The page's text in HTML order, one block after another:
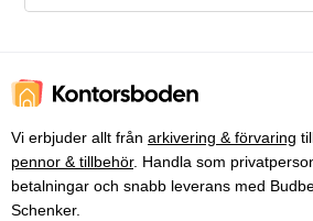
Vi erbjuder allt från arkivering & förvaring
pennor & tillbehör. Handla som
betalningar och snabb leverans med
Schenker.